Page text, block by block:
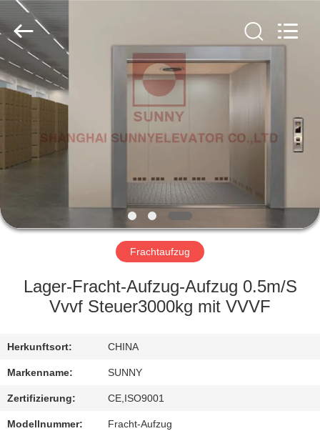
HAUS
PRODUKTE
VIDEOS
ÜBER
UNS
FABRIK-
AUSFLUG
QUALITÄTSKONTROLLE
TRETEN
SIE
SUNNY
ELEVATOR
CO.,LTD.
Rights
Reserved.
Frachtaufzug
Lager-Fracht-Aufzug-Aufzug 0.5m/S
Vvvf Steuer3000kg mit VVVF
Herkunftsort: CHINA
Markenname: SUNNY
Zertifizierung: CE,ISO9001
Modellnummer: Fracht-Aufzug